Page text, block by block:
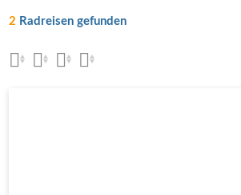
2 Radreisen gefunden